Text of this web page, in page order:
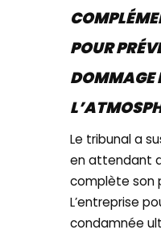
POUR
DOMMAGE
Le tribunal a
en attendant
complète son
L’entreprise
condamnée